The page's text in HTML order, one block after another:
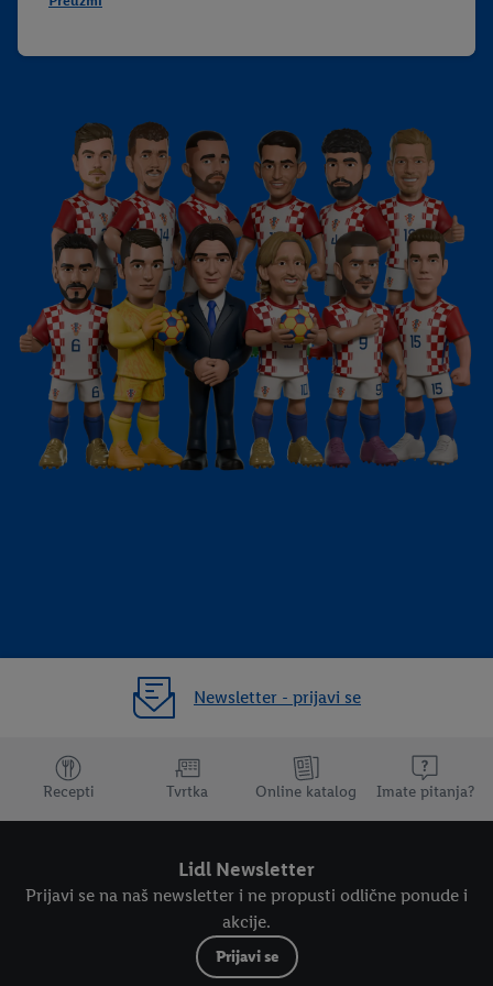
Newsletter - prijavi se
Dodatne teme
Recepti Tvrtka Online katalog Imate pitanja?
Lidl Newsletter
Prijavi se na naš newsletter i ne propusti odlične ponude i
akcije.
Prijavi se